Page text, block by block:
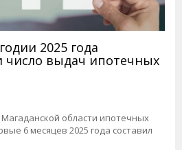
2025 года
число выдач ипотечных
области ипотечных
6 месяцев 2025 года составил